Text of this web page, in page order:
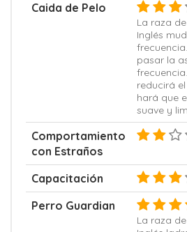
Caida de Pelo
La raza
Inglés
pasar la
reducirá
hará que
suave y
Comportamiento
con Estraños
Capacitación
Perro Guardian
La raza